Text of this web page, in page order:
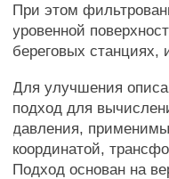
При этом
уровенной
береговых
Для улучшения
подход для
давления,
координатой,
Подход основан на